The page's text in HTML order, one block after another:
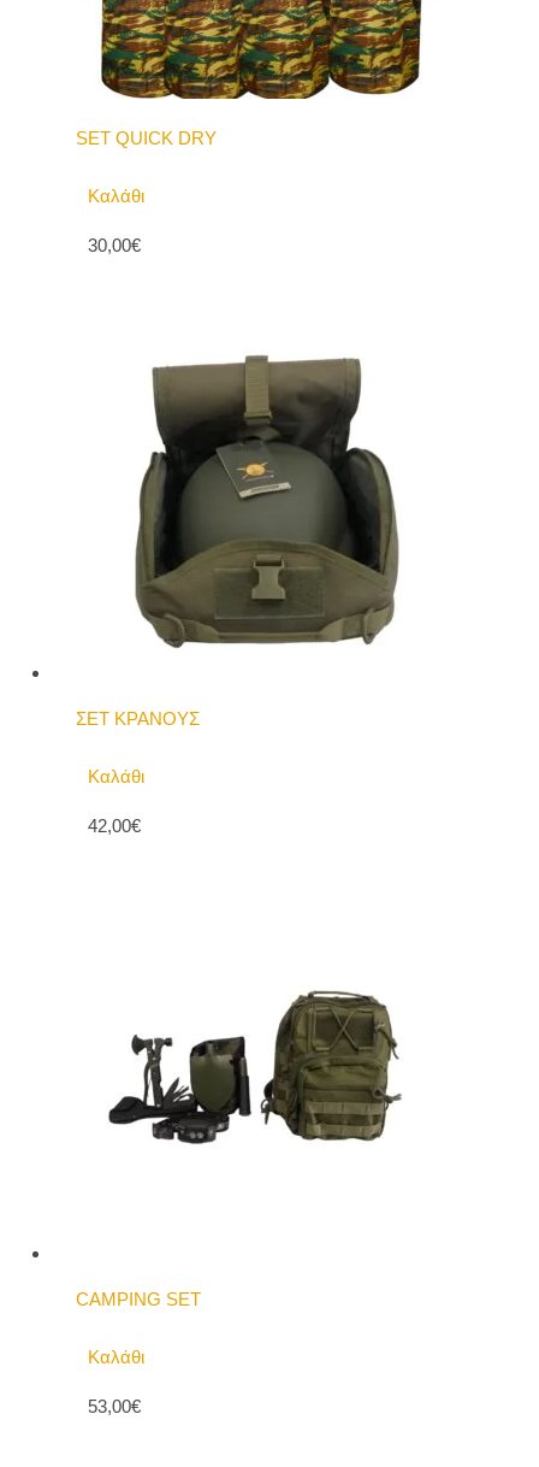
SET QUICK DRY
Καλάθι
30,00€
ΣΕΤ ΚΡΑΝΟΥΣ
Καλάθι
42,00€
CAMPING SET
Καλάθι
53,00€